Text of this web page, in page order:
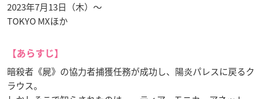
2023年7月13日（木）〜
TOKYO MXほか
【あらすじ】
暗殺者《屍》の協力者捕獲任務が成功し、陽炎パレスに戻るク
ラウス。